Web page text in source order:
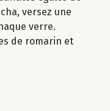
versez une
verre.
de romarin et